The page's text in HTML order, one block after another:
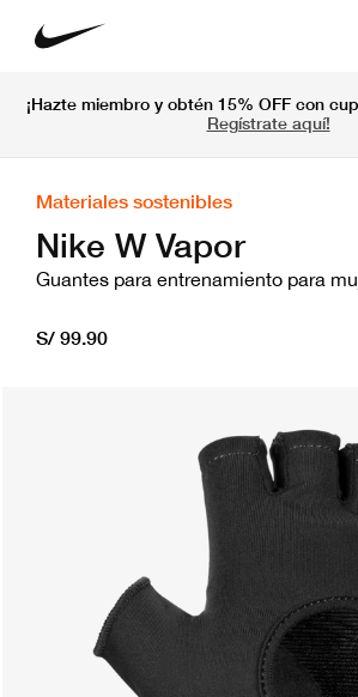
¡Hazte miembro y obtén 15% OFF con
Regístrate aquí!
Materiales sostenibles
Nike W Vapor
Guantes para entrenamiento para
S/ 99.90